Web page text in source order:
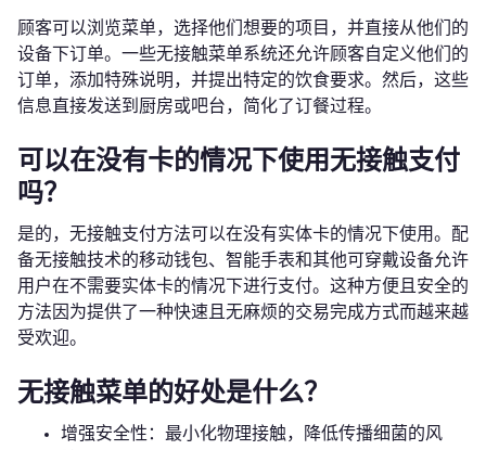
顾客可以浏览菜单，选择他们想要的项目，并直接从他们的
设备下订单。一些无接触菜单系统还允许顾客自定义他们的
订单，添加特殊说明，并提出特定的饮食要求。然后，这些
信息直接发送到厨房或吧台，简化了订餐过程。
可以在没有卡的情况下使用无接触支付
吗？
是的，无接触支付方法可以在没有实体卡的情况下使用。配
备无接触技术的移动钱包、智能手表和其他可穿戴设备允许
用户在不需要实体卡的情况下进行支付。这种方便且安全的
方法因为提供了一种快速且无麻烦的交易完成方式而越来越
受欢迎。
无接触菜单的好处是什么？
增强安全性：最小化物理接触，降低传播细菌的风